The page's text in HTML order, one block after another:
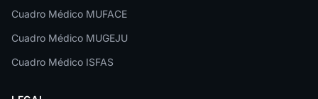
Lleida
Lugo
Cuadro Médico MUFACE
Cuadro Médico MUGEJU
Cuadro Médico ISFAS